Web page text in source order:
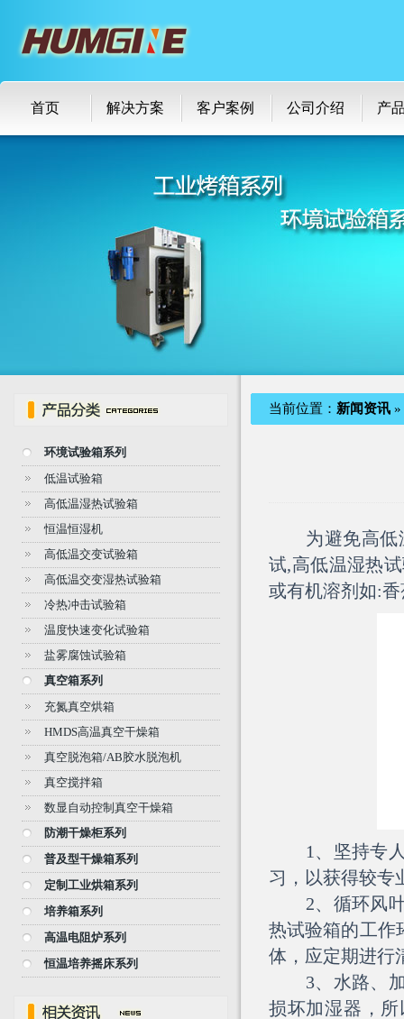
首页 解决方案 客户案例 公司介绍 产
环境试验箱系列
低温试验箱
高低温湿热试验箱
恒温恒湿机
高低温交变试验箱
高低温交变湿热试验箱
冷热冲击试验箱
温度快速变化试验箱
盐雾腐蚀试验箱
真空箱系列
充氮真空烘箱
HMDS高温真空干燥箱
真空脱泡箱/AB胶水脱泡机
真空搅拌箱
数显自动控制真空干燥箱
防潮干燥柜系列
普及型干燥箱系列
定制工业烘箱系列
培养箱系列
高温电阻炉系列
恒温培养摇床系列
当前位置： 新闻资讯 »
为避免高低温
试,高低温湿热
或有机溶剂如:
1、坚持专人
习，以获得较专
2、循环风叶
热试验箱的工作
体，应定期进行
3、水路、加
损坏加湿器，